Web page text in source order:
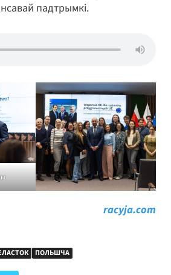
падтрымкі.
racyja.com
ПОЛЬШЧА